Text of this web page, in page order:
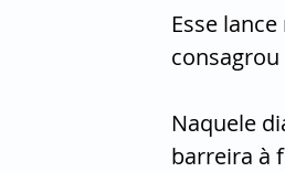
Esse
Naquele
barreira à